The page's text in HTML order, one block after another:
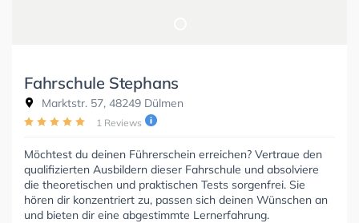
Fahrschule Stephans
Marktstr. 57, 48249 Dülmen
1 Reviews
Möchtest du deinen Führerschein erreichen? Vertraue den
qualifizierten Ausbildern dieser Fahrschule und absolviere
die theoretischen und praktischen Tests sorgenfrei. Sie
hören dir konzentriert zu, passen sich deinen Wünschen an
und bieten dir eine abgestimmte Lernerfahrung.